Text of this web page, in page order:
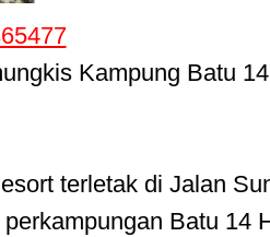
Kampung Batu
terletak di Jalan
Batu 14